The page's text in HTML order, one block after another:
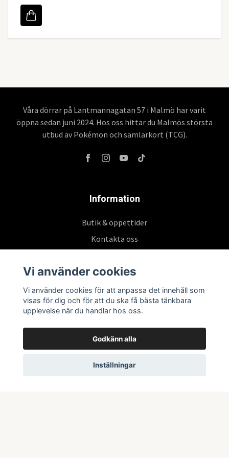
Våra dörrar på Lantmannagatan 57 i Malmö har varit
öppna sedan juni 2024. Hos oss hittar du Malmös största
utbud av Pokémon och samlarkort (TCG).
Information
Butik & öppettider
Kontakta oss
Prenumerera på vårt nyhetsbrev
Vi använder cookies
Vi använder cookies för att anpassa det innehåll som
visas för dig och för att du ska få bästa tänkbara
upplevelse när du handlar hos oss.
Godkänn alla
Inställningar